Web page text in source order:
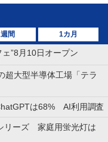
間 1カ月
”8月10日オープン
超大型半導体工場「テラ
は68% AI利用調査
リーズ 家庭用蛍光灯は